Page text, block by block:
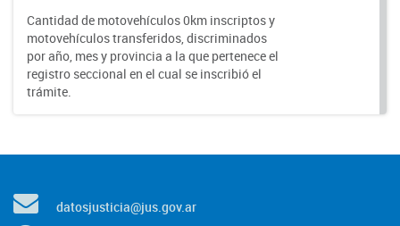
Cantidad de motovehículos 0km inscriptos y
motovehículos transferidos, discriminados
por año, mes y provincia a la que pertenece el
registro seccional en el cual se inscribió el
trámite.
datosjusticia@jus.gov.ar